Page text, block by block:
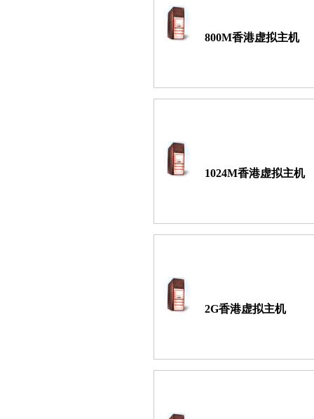
800M香港虚拟主机
1024M香港虚拟主机
2G香港虚拟主机